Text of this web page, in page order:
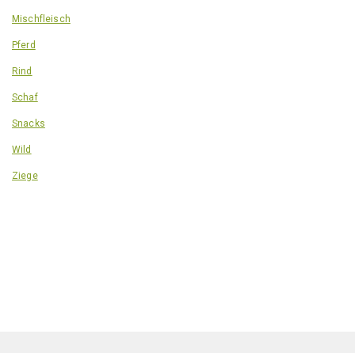
Mischfleisch
Pferd
Rind
Schaf
Snacks
Wild
Ziege